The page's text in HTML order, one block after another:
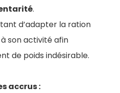
.
d’adapter la ration
son activité afin
de poids indésirable.
accrus :